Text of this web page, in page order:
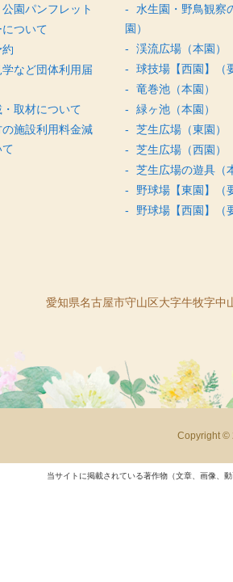
園パンフレット
ついて
など団体利用届
取材について
施設利用料金減
水生園・野鳥観察
園）
渓流広場（本園）
球技場【西園】（
竜巻池（本園）
緑ヶ池（本園）
芝生広場（東園）
芝生広場（西園）
芝生広場の遊具（
野球場【東園】（
野球場【西園】（
愛知県名古屋市守山区大字牛牧字中
Copyright ©
当サイトに掲載されている著作物（文章、画像、